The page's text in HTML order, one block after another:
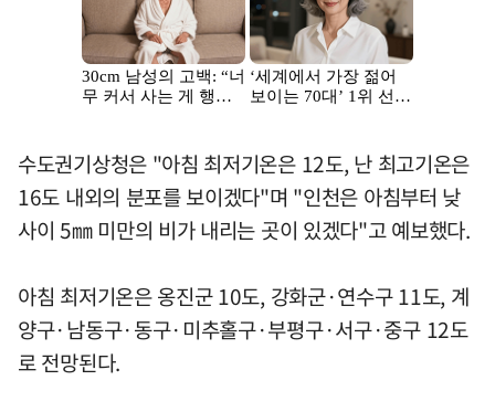
수도권기상청은 "아침 최저기온은 12도, 난 최고기온은
16도 내외의 분포를 보이겠다"며 "인천은 아침부터 낮
사이 5㎜ 미만의 비가 내리는 곳이 있겠다"고 예보했다.
아침 최저기온은 옹진군 10도, 강화군·연수구 11도, 계
양구·남동구·동구·미추홀구·부평구·서구·중구 12도
로 전망된다.